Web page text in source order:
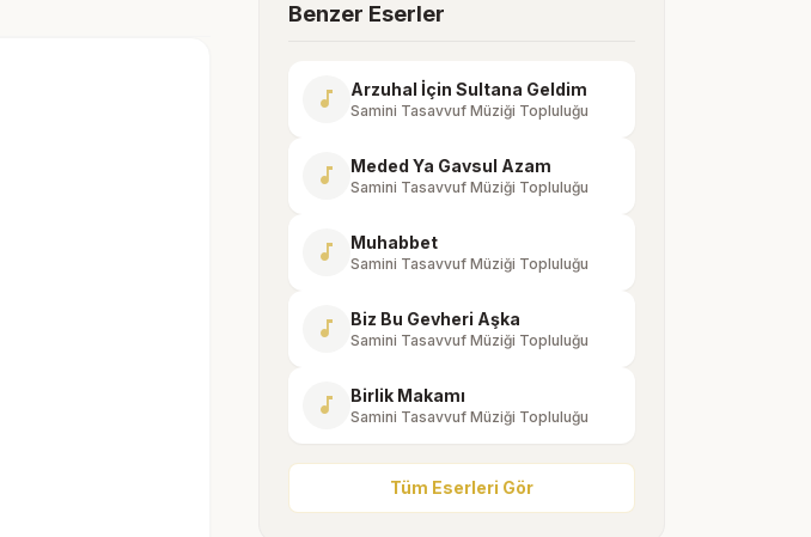
Benzer Eserler
music_note Arzuhal İçin Sultana Geldim
Samini Tasavvuf Müziği Topluluğu
music_note Meded Ya Gavsul Azam
Samini Tasavvuf Müziği Topluluğu
music_note Muhabbet
Samini Tasavvuf Müziği Topluluğu
music_note Biz Bu Gevheri Aşka
Samini Tasavvuf Müziği Topluluğu
music_note Birlik Makamı
Samini Tasavvuf Müziği Topluluğu
Tüm Eserleri Gör